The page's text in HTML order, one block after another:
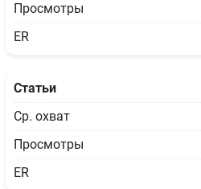
Просмотры
ER
Статьи
Ср. охват
Просмотры
ER